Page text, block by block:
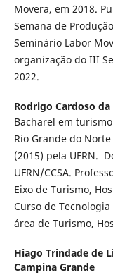
Movera, em 2018.
Semana de
Seminário Labor
organização do III
2022.
Rodrigo Cardoso da
Bacharel em
Rio Grande do
(2015) pela UFRN.
UFRN/CCSA.
Eixo de Turismo,
Curso de
área de Turismo,
Hiago Trindade de
Campina Grande